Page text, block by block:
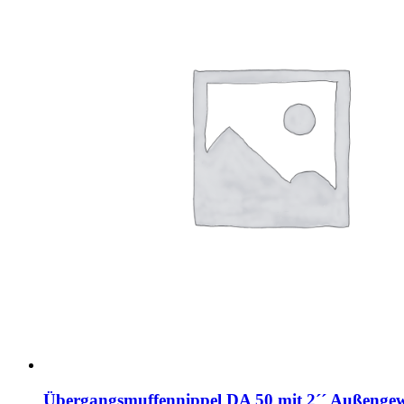
Übergangsmuffennippel DA 50 mit 2´´